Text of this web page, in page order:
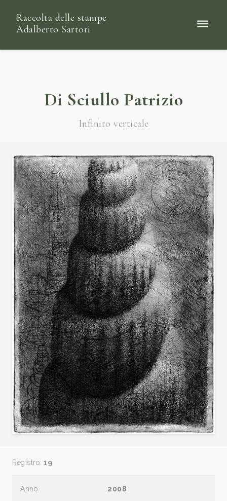
Raccolta delle stampe
Adalberto Sartori
Di Sciullo Patrizio
Infinito verticale
Registro: 19
Anno 2008